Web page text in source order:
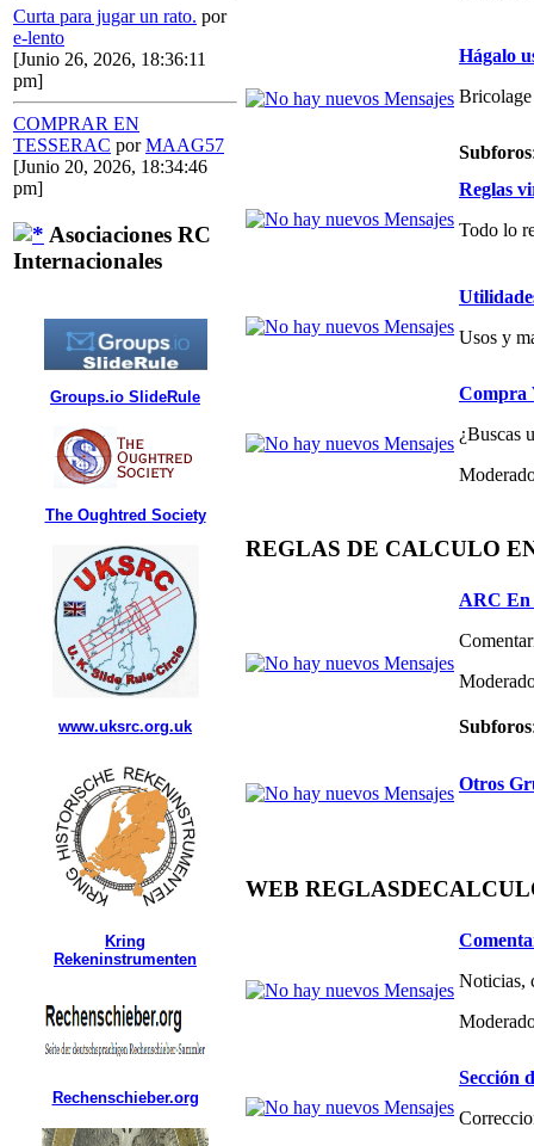
Curta para jugar un rato. por
e-lento
[Junio 26, 2026, 18:36:11
pm]
COMPRAR EN
TESSERAC porMAAG57
[Junio 20, 2026, 18:34:46
pm]
Asociaciones RC
Internacionales
Groups.io SlideRule
The Oughtred Society
www.uksrc.org.uk
Kring
Rekeninstrumenten
Rechenschieber.org
Hágalo
Subforos
Reglas
Todo lo
Usos y
Compra
¿Buscas
REGLAS DE CALCULO
ARC En
Subforos
Otros
WEB
Noticias,
Sección